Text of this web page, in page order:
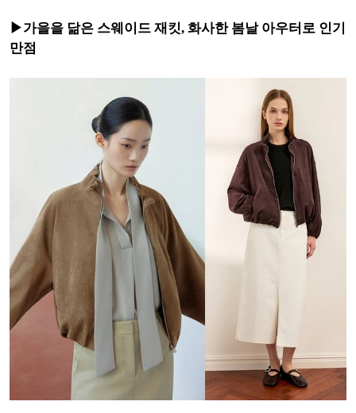
▶가을을 닮은 스웨이드 재킷, 화사한 봄날 아우터로 인기
만점